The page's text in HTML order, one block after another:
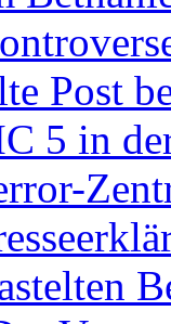
Post
5 in